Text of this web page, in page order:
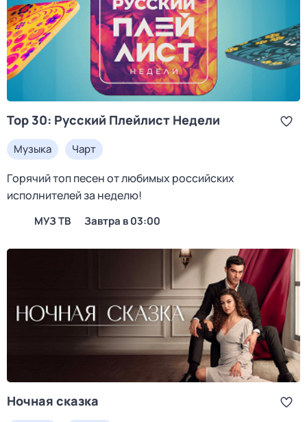
Top 30: Русский Плейлист Недели
Музыка Чарт
Горячий топ песен от любимых российских
исполнителей за неделю!
МУЗ ТВ Завтра в 03:00
Ночная сказка